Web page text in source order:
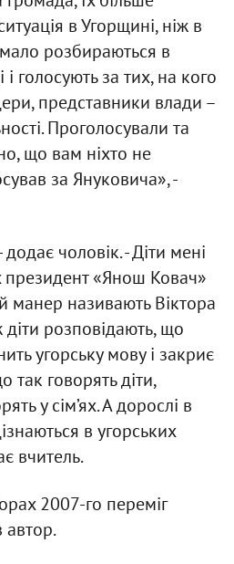
в Угорщині, ніж в
розбираються в
і голосують за тих, на кого
представники влади –
Проголосували та
що вам ніхто не
за Януковича», -
чоловік. - Діти мені
президент «Янош Ковач»
манер називають Віктора
розповідають, що
угорську мову і закриє
так говорять діти,
у сім’ях. А дорослі в
в угорських
вчитель.
2007-го переміг